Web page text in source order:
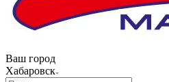
Ваш город
Хабаровск